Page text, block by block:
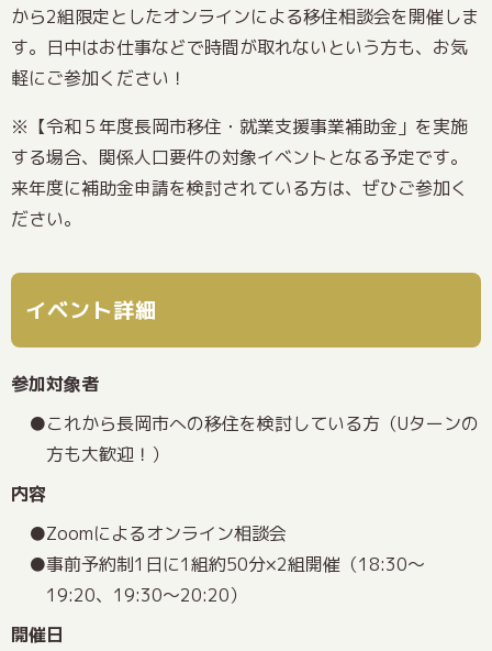
から2組限定としたオンラインによる移住相談会を開催しま
す。日中はお仕事などで時間が取れないという方も、お気
軽にご参加ください！
※【令和５年度長岡市移住・就業支援事業補助金」を実施
する場合、関係人口要件の対象イベントとなる予定です。
来年度に補助金申請を検討されている方は、ぜひご参加く
ださい。
イベント詳細
参加対象者
これから長岡市への移住を検討している方（Uターンの
方も大歓迎！）
内容
Zoomによるオンライン相談会
事前予約制1日に1組約50分×2組開催（18:30～
19:20、19:30～20:20）
開催日